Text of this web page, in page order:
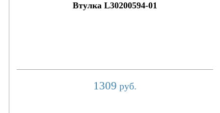
Втулка L30200594-01
1309 руб.